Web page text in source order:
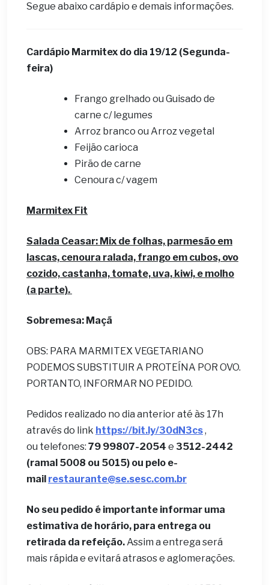
Segue abaixo cardápio e demais informações.
Cardápio Marmitex do dia 19/12 (Segunda-
feira)
Frango grelhado ou Guisado de
carne c/ legumes
Arroz branco ou Arroz vegetal
Feijão carioca
Pirão de carne
Cenoura c/ vagem
Marmitex Fit
Salada Ceasar: Mix de folhas, parmesão em
lascas, cenoura ralada, frango em cubos, ovo
cozido, castanha, tomate, uva, kiwi, e molho
(a parte).
Sobremesa: Maçã
OBS: PARA MARMITEX VEGETARIANO
PODEMOS SUBSTITUIR A PROTEÍNA POR OVO.
PORTANTO, INFORMAR NO PEDIDO.
Pedidos realizado no dia anterior até às 17h
através do link https://bit.ly/30dN3cs,
ou telefones: 79 99807-2054 e 3512-2442
(ramal 5008 ou 5015) ou pelo e-
mail restaurante@se.sesc.com.br
No seu pedido é importante informar uma
estimativa de horário, para entrega ou
retirada da refeição.Assim a entrega será
mais rápida e evitará atrasos e aglomerações.